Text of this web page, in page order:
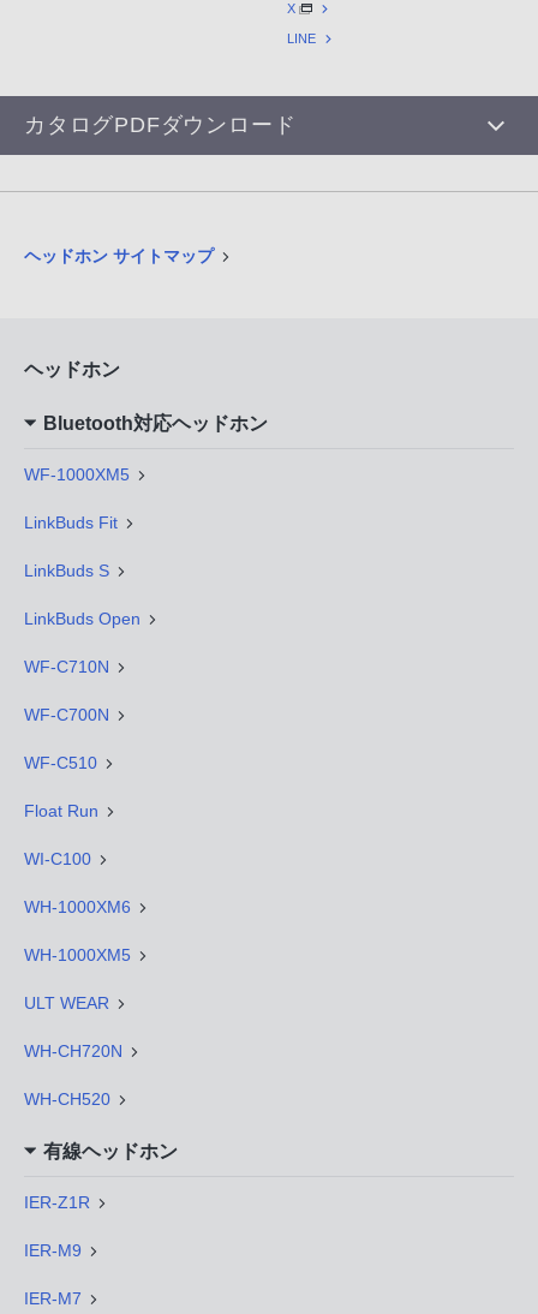
X
LINE
カタログPDFダウンロード
ヘッドホン サイトマップ
ヘッドホン
Bluetooth対応ヘッドホン
WF-1000XM5
LinkBuds Fit
LinkBuds S
LinkBuds Open
WF-C710N
WF-C700N
WF-C510
Float Run
WI-C100
WH-1000XM6
WH-1000XM5
ULT WEAR
WH-CH720N
WH-CH520
有線ヘッドホン
IER-Z1R
IER-M9
IER-M7